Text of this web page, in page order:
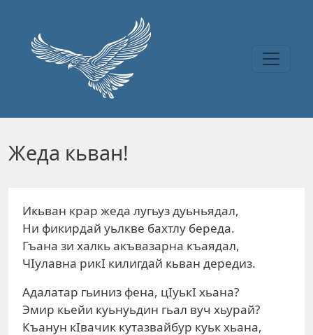
Жеда кьван!
Икьван крар жеда лугьуз дуьньядал,
Ни фикирдай уьлкве бахтлу береда.
Гъана зи халкь акъвазарна къаядал,
ЧIулавна рикI килигдай кьван дередиз.
Адалатар гьиниз фена, цIуькI хьана?
Эмир кьейи куьнуьдин гьал вуч хьурай?
Къанун кIвачик кутазвайбур куьк хьана,